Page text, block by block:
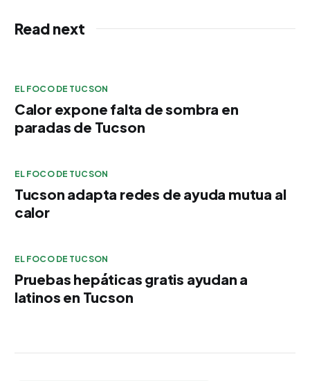
Read next
EL FOCO DE TUCSON
Calor expone falta de sombra en
paradas de Tucson
EL FOCO DE TUCSON
Tucson adapta redes de ayuda mutua al
calor
EL FOCO DE TUCSON
Pruebas hepáticas gratis ayudan a
latinos en Tucson